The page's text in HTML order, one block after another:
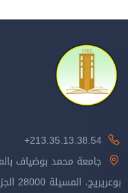
213.35.13.38.54+
جامعة محمد بوضياف
بوعريريج، المسيلة 28000 الجزائر